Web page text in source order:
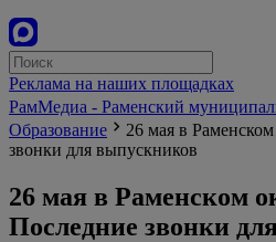
Реклама на наших площадках
РамМедиа - Раменский
Образование
26 мая в
звонки для выпускников
26 мая в Раменском
Последние звонки